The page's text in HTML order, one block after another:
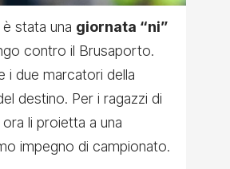
stata una giornata “ni”
contro il Brusaporto.
i due marcatori della
destino. Per i ragazzi di
li proietta a una
impegno di campionato.